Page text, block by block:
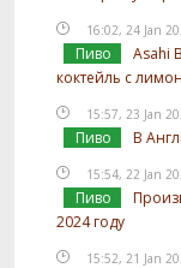
16:02, 24 Jan
Пиво
Asahi
коктейль с
15:57, 23 Jan
Пиво В
15:54, 22 Jan
Пиво
2024 году
15:52, 21 Jan